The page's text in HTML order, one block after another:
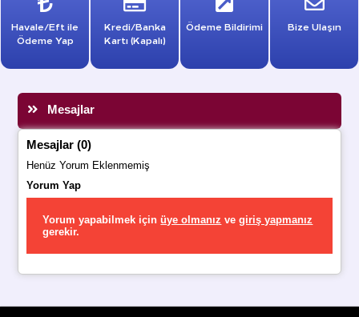
Havale/Eft ile
Ödeme Yap
Kredi/Banka
Kartı (Kapalı)
Ödeme Bildirimi Bize Ulaşın
Mesajlar
Mesajlar (0)
Henüz Yorum Eklenmemiş
Yorum Yap
Yorum yapabilmek içinüye olmanız vegiriş yapmanız
gerekir.